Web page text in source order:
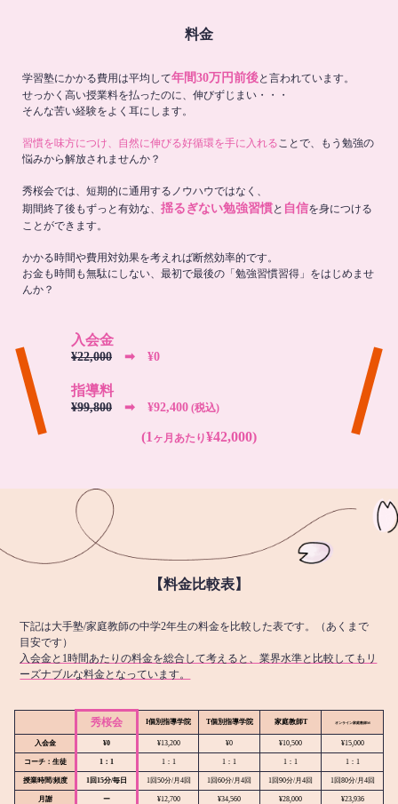
料金
学習塾にかかる費用は平均して年間30万円前後と言われています。
せっかく高い授業料を払ったのに、伸びずじまい・・・
そんな苦い経験をよく耳にします。
習慣を味方につけ、自然に伸びる好循環を手に入れる ことで、もう勉強の
悩みから解放されませんか？
秀桜会では、短期的に通用するノウハウではなく、
期間終了後もずっと有効な、 揺るぎない勉強習慣と 自信を身につける
ことができます。
かかる時間や費用対効果を考えれば断然効率的です。
お金も時間も無駄にしない、最初で最後の「勉強習慣習得」をはじめませ
んか？
入会金
¥22,000 ➡︎ ¥0
指導料
¥99,800 ➡︎ ¥92,400 (税込)
(1 ヶ月あたり¥42,000)
【料金比較表】
下記は大手塾/家庭教師の中学2年生の料金を比較した表です。（あくまで
目安です）
入会金と1時間あたりの料金を総合して考えると、業界水準と比較してもリ
ーズナブルな料金となっています。
秀桜会 I個別指導学院 T個別指導学院 家庭教師T オンライン家庭教師M
入会金 ¥0 ¥13,200 ¥0 ¥10,500 ¥15,000
コーチ：生徒 1：1 1：1 1：1 1：1 1：1
授業時間/頻度 1回15分/毎日 1回50分/月4回 1回60分/月4回 1回90分/月4回 1回80分/月4回
月謝 ー ¥12,700 ¥34,560 ¥28,000 ¥23,936